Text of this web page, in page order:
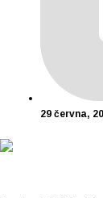
29 června,